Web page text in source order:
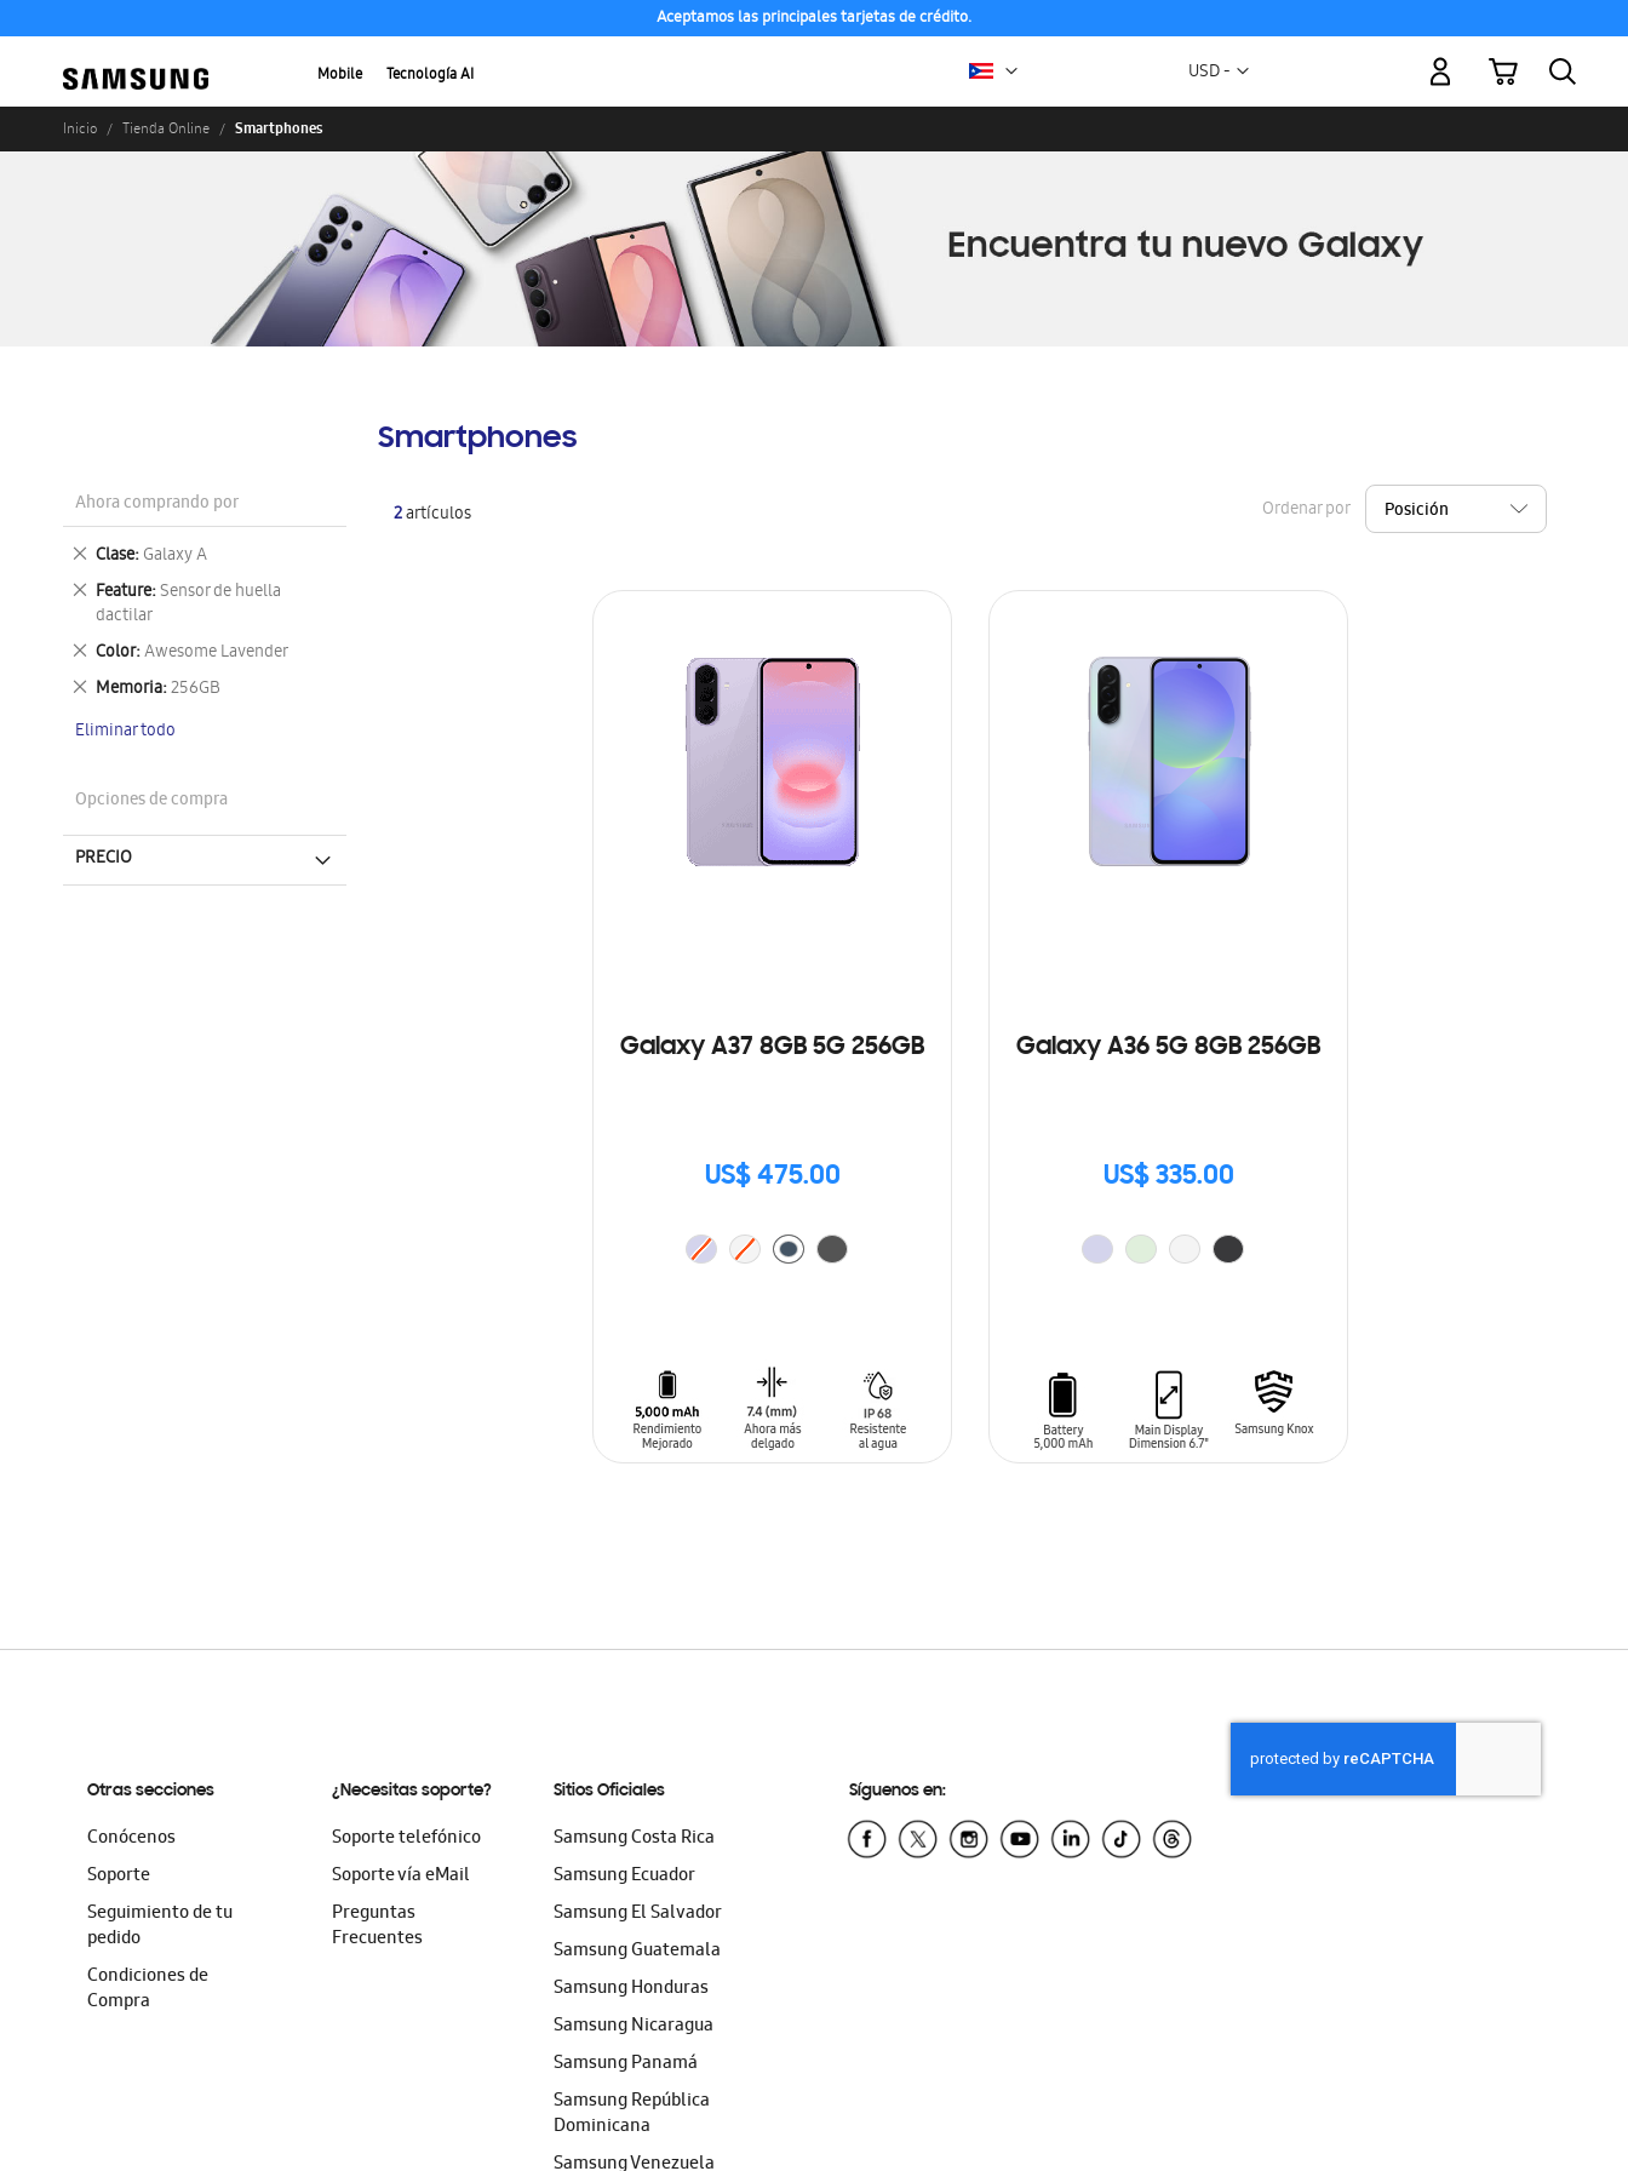
Aceptamos las principales tarjetas de crédito.
Mobile Tecnología AI Moneda
USD -
Mi carrito
Inicio Tienda Online Smartphones
Smartphones
2artículos Ordenar por
Galaxy A37 8GB 5G 256GB
US$ 475.00
Galaxy A36 5G 8GB 256GB
US$ 335.00
Ahora comprando por
Clase Galaxy A
Eliminar
este
artículo
Feature Sensor de huella
dactilar
Eliminar
este
artículo
Color Awesome Lavender
Eliminar
este
artículo
Memoria 256GB
Eliminar
artículo
Eliminar todo
Opciones de compra
PRECIO
Otras secciones
Conócenos
Soporte
Seguimiento de tu
pedido
Condiciones de
Compra
¿Necesitas soporte?
Soporte telefónico
Soporte vía eMail
Preguntas
Frecuentes
Sitios Oficiales
Samsung Costa Rica
Samsung Ecuador
Samsung El Salvador
Samsung Guatemala
Samsung Honduras
Samsung Nicaragua
Samsung Panamá
Samsung República
Dominicana
Samsung Venezuela
Síguenos en: